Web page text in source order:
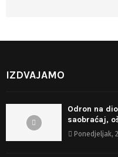
IZDVAJAMO
Odron na
saobraćaj,
Ponedjeljak,